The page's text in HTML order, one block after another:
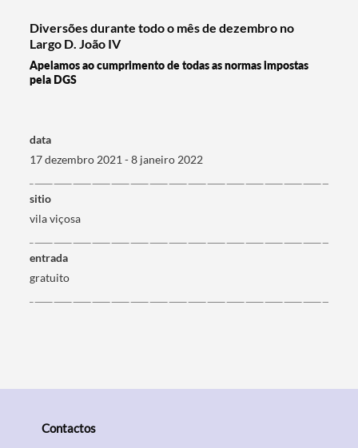
Termo de Pesquisa
Categorias gerais
Diversões durante todo o mês de dezembro no
Largo D. João IV
Apelamos ao cumprimento de todas as normas impostas
pela DGS
data
17 dezembro 2021 - 8 janeiro 2022
sitio
vila viçosa
entrada
gratuito
Contactos